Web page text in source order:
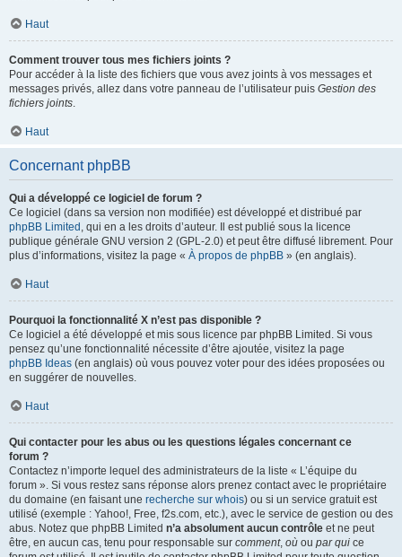
Haut
Comment trouver tous mes fichiers joints ?
Pour accéder à la liste des fichiers que vous avez joints à vos messages et
messages privés, allez dans votre panneau de l’utilisateur puis Gestion des
fichiers joints.
Haut
Concernant phpBB
Qui a développé ce logiciel de forum ?
Ce logiciel (dans sa version non modifiée) est développé et distribué par
phpBB Limited , qui en a les droits d’auteur. Il est publié sous la licence
publique générale GNU version 2 (GPL-2.0) et peut être diffusé librement. Pour
plus d’informations, visitez la page « À propos de phpBB » (en anglais).
Haut
Pourquoi la fonctionnalité X n’est pas disponible ?
Ce logiciel a été développé et mis sous licence par phpBB Limited. Si vous
pensez qu’une fonctionnalité nécessite d’être ajoutée, visitez la page
phpBB Ideas (en anglais) où vous pouvez voter pour des idées proposées ou
en suggérer de nouvelles.
Haut
Qui contacter pour les abus ou les questions légales concernant ce
forum ?
Contactez n’importe lequel des administrateurs de la liste « L’équipe du
forum ». Si vous restez sans réponse alors prenez contact avec le propriétaire
du domaine (en faisant une recherche sur whois) ou si un service gratuit est
utilisé (exemple : Yahoo!, Free, f2s.com, etc.), avec le service de gestion ou des
abus. Notez que phpBB Limited n’a absolument aucun contrôle et ne peut
être, en aucun cas, tenu pour responsable sur comment, où ou par qui ce